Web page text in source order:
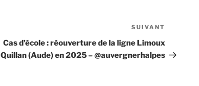
suivant
SUIVANT
Cas d’école : réouverture de la ligne Limoux
Quillan (Aude) en 2025 – @auvergnerhalpes